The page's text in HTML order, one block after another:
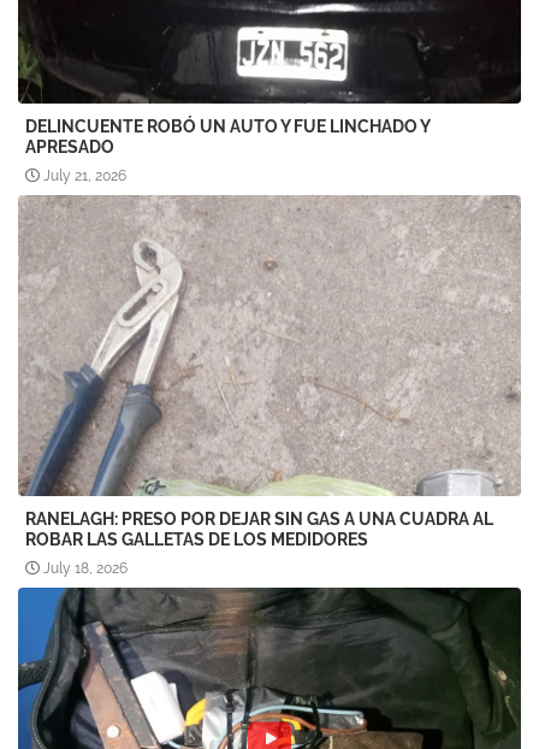
DELINCUENTE ROBÓ UN AUTO Y FUE LINCHADO Y
APRESADO
July 21, 2026
RANELAGH: PRESO POR DEJAR SIN GAS A UNA CUADRA AL
ROBAR LAS GALLETAS DE LOS MEDIDORES
July 18, 2026